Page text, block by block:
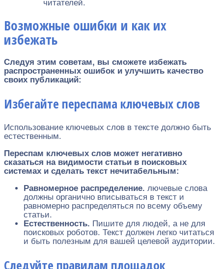
читателей.
Возможные ошибки и как их
избежать
Следуя этим советам, вы сможете избежать
распространенных ошибок и улучшить качество
своих публикаций:
Избегайте переспама ключевых слов
Использование ключевых слов в тексте должно быть
естественным.
Переспам ключевых слов может негативно
сказаться на видимости статьи в поисковых
системах и сделать текст нечитабельным:
Равномерное распределение. лючевые слова
должны органично вписываться в текст и
равномерно распределяться по всему объему
статьи.
Естественность. Пишите для людей, а не для
поисковых роботов. Текст должен легко читаться
и быть полезным для вашей целевой аудитории.
Следуйте правилам площадок